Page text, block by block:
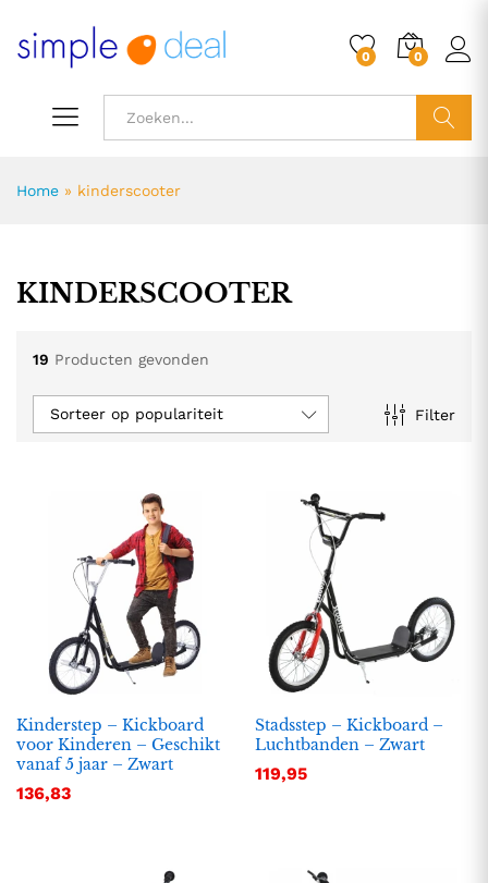
0 0
Home » kinderscooter
KINDERSCOOTER
19 Producten gevonden
Filter
Sorteer op populariteit
Kinderstep – Kickboard
voor Kinderen – Geschikt
vanaf 5 jaar – Zwart
136,83
Stadsstep – Kickboard –
Luchtbanden – Zwart
119,95